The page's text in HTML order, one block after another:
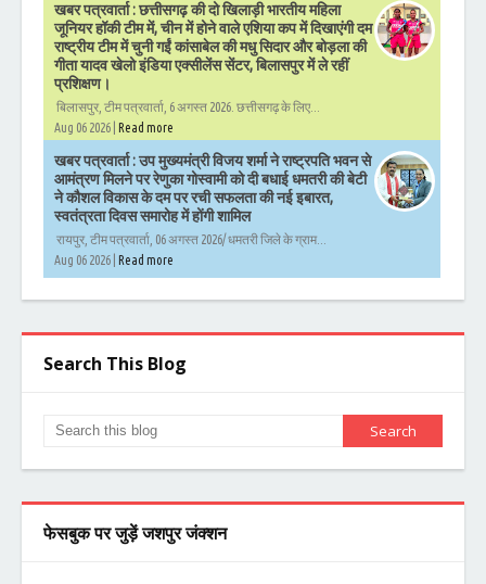
खबर पत्रवार्ता : छत्तीसगढ़ की दो खिलाड़ी भारतीय महिला
जूनियर हॉकी टीम में, चीन में होने वाले एशिया कप में दिखाएंगी दम
राष्ट्रीय टीम में चुनी गईं कांसाबेल की मधु सिदार और बोड़ला की
गीता यादव खेलो इंडिया एक्सीलेंस सेंटर, बिलासपुर में ले रहीं
प्रशिक्षण।
बिलासपुर, टीम पत्रवार्ता, 6 अगस्त 2026. छत्तीसगढ़ के लिए...
Aug 06 2026 | Read more
खबर पत्रवार्ता : उप मुख्यमंत्री विजय शर्मा ने राष्ट्रपति भवन से
आमंत्रण मिलने पर रेणुका गोस्वामी को दी बधाई धमतरी की बेटी
ने कौशल विकास के दम पर रची सफलता की नई इबारत,
स्वतंत्रता दिवस समारोह में होंगी शामिल
रायपुर, टीम पत्रवार्ता, 06 अगस्त 2026/ धमतरी जिले के ग्राम...
Aug 06 2026 | Read more
Search This Blog
फेसबुक पर जुड़ें जशपुर जंक्शन